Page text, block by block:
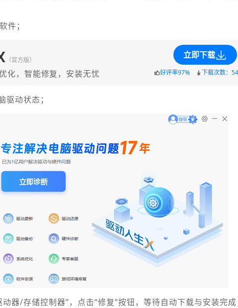
件；
（官方版）
化，智能修复，安装无忧
立即下载
好评率97% 下载次数：
驱动状态；
器/存储控制器”，点击“修复”按钮，等待自动下载与安装完成